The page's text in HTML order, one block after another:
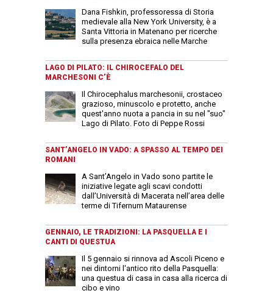
Dana Fishkin, professoressa di Storia
medievale alla New York University, è a
Santa Vittoria in Matenano per ricerche
sulla presenza ebraica nelle Marche
LAGO DI PILATO: IL CHIROCEFALO DEL
MARCHESONI C’È
Il Chirocephalus marchesonii, crostaceo
grazioso, minuscolo e protetto, anche
quest'anno nuota a pancia in su nel "suo"
Lago di Pilato. Foto di Peppe Rossi
SANT’ANGELO IN VADO: A SPASSO AL TEMPO DEI
ROMANI
A Sant’Angelo in Vado sono partite le
iniziative legate agli scavi condotti
dall’Università di Macerata nell’area delle
terme di Tifernum Mataurense
GENNAIO, LE TRADIZIONI: LA PASQUELLA E I
CANTI DI QUESTUA
Il 5 gennaio si rinnova ad Ascoli Piceno e
nei dintorni l'antico rito della Pasquella:
una questua di casa in casa alla ricerca di
cibo e vino